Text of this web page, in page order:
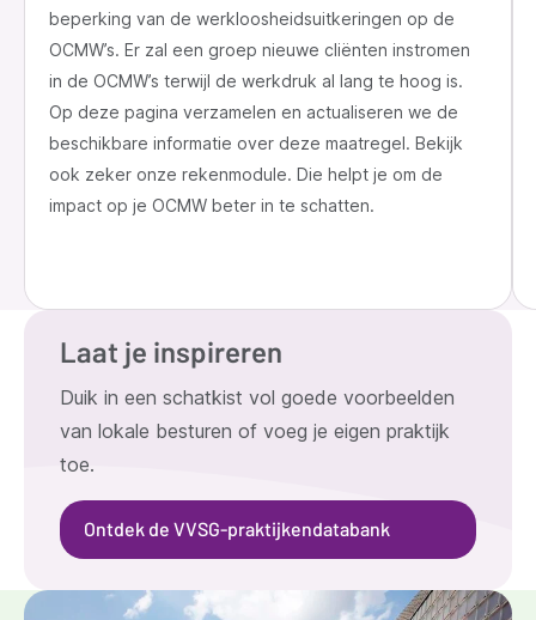
beperking van de werkloosheidsuitkeringen op de
OCMW’s. Er zal een groep nieuwe cliënten instromen
in de OCMW’s terwijl de werkdruk al lang te hoog is.
Op deze pagina verzamelen en actualiseren we de
beschikbare informatie over deze maatregel. Bekijk
ook zeker onze rekenmodule. Die helpt je om de
impact op je OCMW beter in te schatten.
Laat je inspireren
Duik in een schatkist vol goede voorbeelden
van lokale besturen of voeg je eigen praktijk
toe.
Ontdek de VVSG-praktijkendatabank